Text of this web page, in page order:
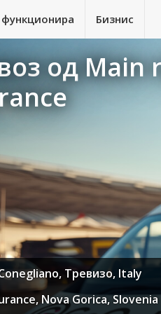
функционира Бизнис
од
Тревизо, Italy
Nova Gorica, Slovenia